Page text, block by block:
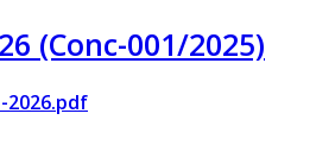
(Conc-001/2025)
2026.pdf